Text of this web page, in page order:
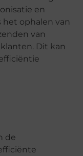
en
het ophalen van
van
Dit kan
de